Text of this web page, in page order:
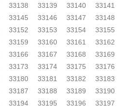
33138 33139 33140
33141
33145 33146 33147
33148
33152 33153 33154
33155
33159 33160 33161
33162
33166 33167 33168
33169
33173 33174 33175
33176
33180 33181 33182
33183
33187 33188 33189
33190
33194 33195 33196
33197